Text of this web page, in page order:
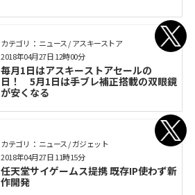
カテゴリ： ニュース / アスキーストア
毎月1日はアスキーストアセールの
日！ 5月1日は手ブレ補正搭載の双眼鏡
が安くなる
2018年04月27日 12時00分
カテゴリ： ニュース / ガジェット
任天堂サイゲームス提携 既存IP使わず新
作開発
2018年04月27日 11時15分